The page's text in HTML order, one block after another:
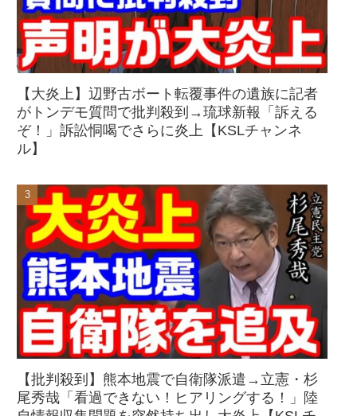
【大炎上】辺野古ボート転覆事件の遺族に記者
がトンデモ質問で批判殺到→琉球新報「訴える
ぞ！」訴訟恫喝でさらに炎上【KSLチャンネ
ル】
【批判殺到】熊本地震で自衛隊派遣→立憲・杉
尾秀哉「看過できない！ヒアリングする！」陸